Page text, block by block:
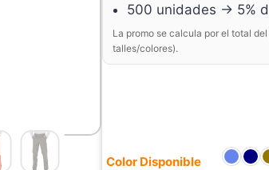
Color Disponible
500 unidades → 5%
La promo se calcula por el total
talles/colores).